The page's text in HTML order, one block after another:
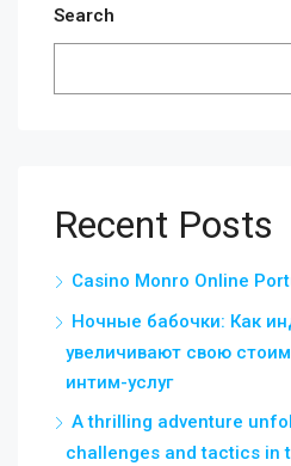
Search
Recent Posts
Casino Monro Online
Ночные бабочки: Как
увеличивают свою
интим-услуг
A thrilling adventure
challenges and tactics in